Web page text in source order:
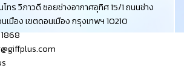
โทร วิภาวดี ซอยช่างอากาศอุทิศ 15/1 ถนนช่าง
มือง เขตดอนเมือง กรุงเทพฯ 10210